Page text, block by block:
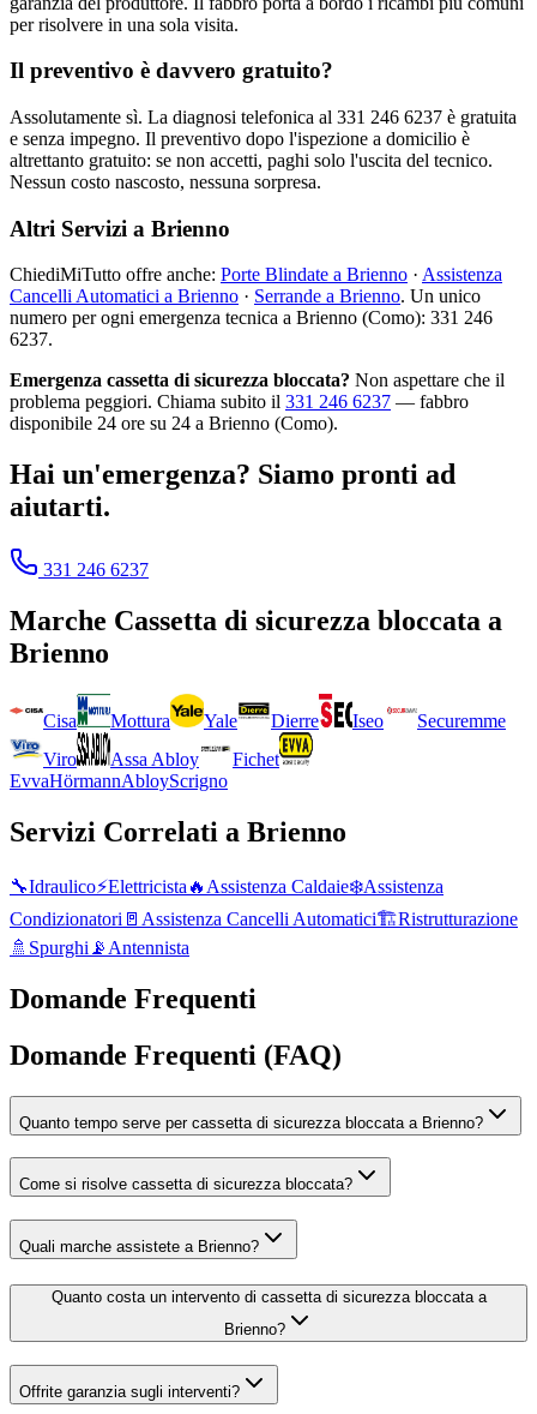
per risolvere in una sola visita.
Il preventivo è davvero gratuito?
Assolutamente sì. La diagnosi telefonica al 331 246 6237 è gratuita
e senza impegno. Il preventivo dopo l'ispezione a domicilio è
altrettanto gratuito: se non accetti, paghi solo l'uscita del tecnico.
Nessun costo nascosto, nessuna sorpresa.
Altri Servizi a Brienno
ChiediMiTutto offre anche: Porte Blindate a Brienno · Assistenza
Cancelli Automatici a Brienno · Serrande a Brienno. Un unico
numero per ogni emergenza tecnica a Brienno (Como): 331 246
6237.
Emergenza cassetta di sicurezza bloccata? Non aspettare che il
problema peggiori. Chiama subito il 331 246 6237 — fabbro
disponibile 24 ore su 24 a Brienno (Como).
Hai un'emergenza? Siamo pronti ad
aiutarti.
331 246 6237
Marche Cassetta di sicurezza bloccata a
Brienno
Cisa Mottura Yale Dierre Iseo
Securemme
Viro
Assa Abloy
Fichet
EvvaHörmannAbloyScrigno
Servizi Correlati a Brienno
🔧Idraulico⚡Elettricista 🔥 Assistenza Caldaie❄️Assistenza
Condizionatori 🚪 Assistenza Cancelli Automatici🏗️Ristrutturazione
🚿 Spurghi 📡 Antennista
Domande Frequenti
Domande Frequenti (FAQ)
Quanto tempo serve per cassetta di sicurezza bloccata a Brienno?
Come si risolve cassetta di sicurezza bloccata?
Quali marche assistete a Brienno?
Quanto costa un intervento di cassetta di sicurezza bloccata a
Brienno?
Offrite garanzia sugli interventi?